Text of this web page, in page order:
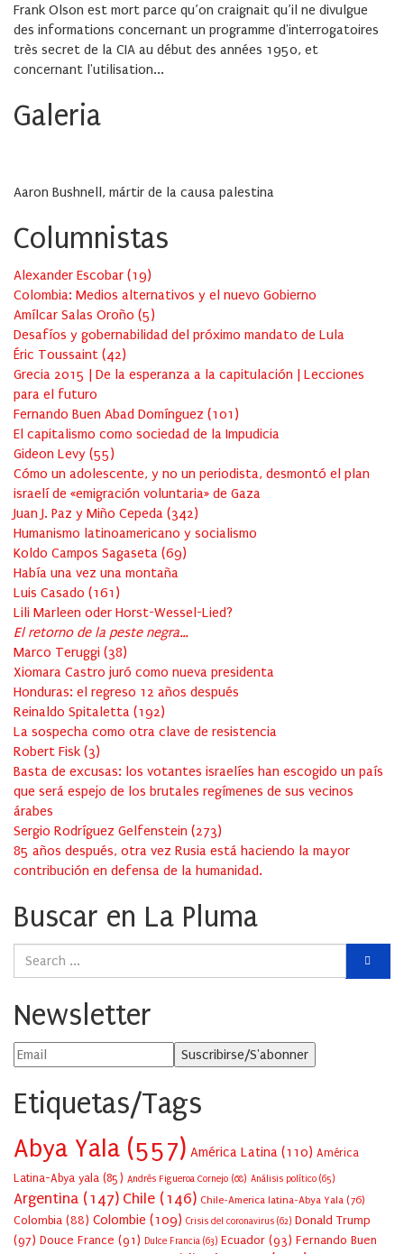
Frank Olson est mort parce qu’on craignait qu’il ne divulgue
des informations concernant un programme d'interrogatoires
très secret de la CIA au début des années 1950, et
concernant l'utilisation...
Galeria
Aaron Bushnell, mártir de la causa palestina
Columnistas
Alexander Escobar (19)
Colombia: Medios alternativos y el nuevo Gobierno
Amílcar Salas Oroño (5)
Desafíos y gobernabilidad del próximo mandato de Lula
Éric Toussaint (42)
Grecia 2015 | De la esperanza a la capitulación | Lecciones
para el futuro
Fernando Buen Abad Domínguez (101 )
El capitalismo como sociedad de la Impudicia
Gideon Levy (55)
Cómo un adolescente, y no un periodista, desmontó el plan
israelí de «emigración voluntaria» de Gaza
Juan J. Paz y Miño Cepeda (342)
Humanismo latinoamericano y socialismo
Koldo Campos Sagaseta (69)
Había una vez una montaña
Luis Casado (161 )
Lili Marleen oder Horst-Wessel-Lied?
El retorno de la peste negra…
Marco Teruggi (38)
Xiomara Castro juró como nueva presidenta
Honduras: el regreso 12 años después
Reinaldo Spitaletta (192)
La sospecha como otra clave de resistencia
Robert Fisk (3)
Basta de excusas: los votantes israelíes han escogido un país
que será espejo de los brutales regímenes de sus vecinos
árabes
Sergio Rodríguez Gelfenstein (273)
85 años después, otra vez Rusia está haciendo la mayor
contribución en defensa de la humanidad.
Buscar en La Pluma
Newsletter
Etiquetas/Tags
Abya Yala (557) América Latina (110) América
Latina-Abya yala (85) Andrés Figueroa Cornejo (68) Análisis político (65)
Argentina (147) Chile (146) Chile-America latina-Abya Yala (76)
Colombia (88) Colombie (109) Crisis del coronavirus (62) Donald Trump
(97) Douce France (91) Dulce Francia (63) Ecuador (93) Fernando Buen